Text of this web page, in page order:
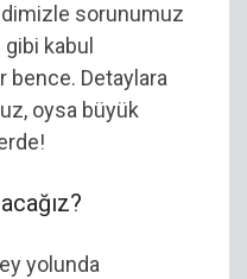
sorunumuz
kabul
Detaylara
oysa büyük
yolunda